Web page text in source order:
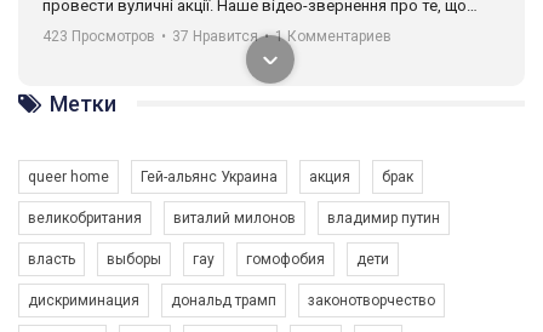
провести вуличні акції. Наше відео-звернення про те, що
навіть коли ми у різних містах та не можемо зустрінеться, ми
разом. Ми закликаємо всіх хто поділяє цінності рівності та
солідарності, приєднатися до нас. Регіональні підрозділи
ГАУ є в 16 областях України.
Разом наш голос лунає гучніше!
423 Просмотров • 37 Нравится • 1 Комментариев
Метки
queer home Гей-альянс Украина акция брак
великобритания виталий милонов владимир путин
власть выборы гау гомофобия дети
дискриминация дональд трамп законотворчество